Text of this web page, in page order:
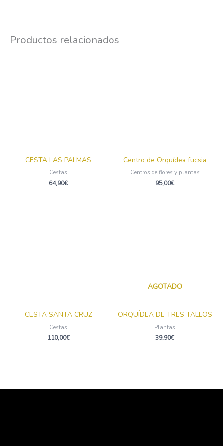
Productos relacionados
CESTA LAS PALMAS
Cestas
64,90€
Centro de Orquídea fucsia
Centros de flores y plantas
95,00€
CESTA SANTA CRUZ
Cestas
110,00€
AGOTADO
ORQUÍDEA DE TRES TALLOS
Plantas
39,90€